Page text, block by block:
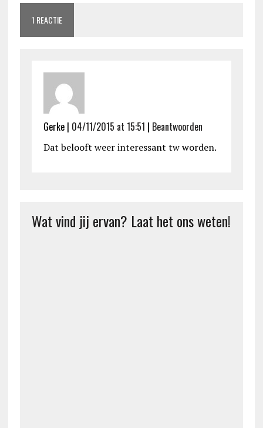
1 REACTIE
Gerke| 04/11/2015 at 15:51 | Beantwoorden
Dat belooft weer interessant tw worden.
Wat vind jij ervan? Laat het ons weten!